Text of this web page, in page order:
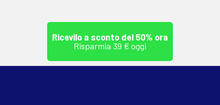
Ricevilo a sconto del 50% ora
Risparmia 39 € oggi